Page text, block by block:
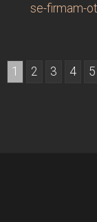
se-firmam-
1 2 3 4 5